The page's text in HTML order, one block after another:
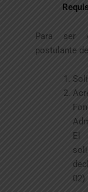
Para ser
postulante
El